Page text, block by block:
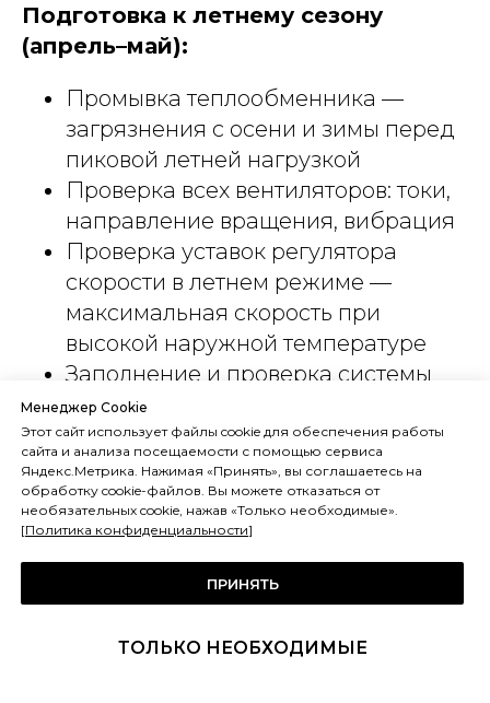
Подготовка к летнему сезону
(апрель–май):
Промывка теплообменника —
загрязнения с осени и зимы перед
пиковой летней нагрузкой
Проверка всех вентиляторов: токи,
направление вращения, вибрация
Проверка уставок регулятора
скорости в летнем режиме —
максимальная скорость при
высокой наружной температуре
Заполнение и проверка системы
AFS при наличии
Проверка концентрации гликоля
(после зимы концентрация могла
измениться при утечках и
дозаправках)
Подготовка к зимнему сезону
(сентябрь–октябрь):
Проверка концентрации гликоля —
Менеджер Cookie
Этот сайт использует файлы cookie для обеспечения работы
сайта и анализа посещаемости с помощью сервиса
Яндекс.Метрика. Нажимая «Принять», вы соглашаетесь на
обработку cookie-файлов. Вы можете отказаться от
необязательных cookie, нажав «Только необходимые».
[Политика конфиденциальности]
ПРИНЯТЬ
ТОЛЬКО НЕОБХОДИМЫЕ